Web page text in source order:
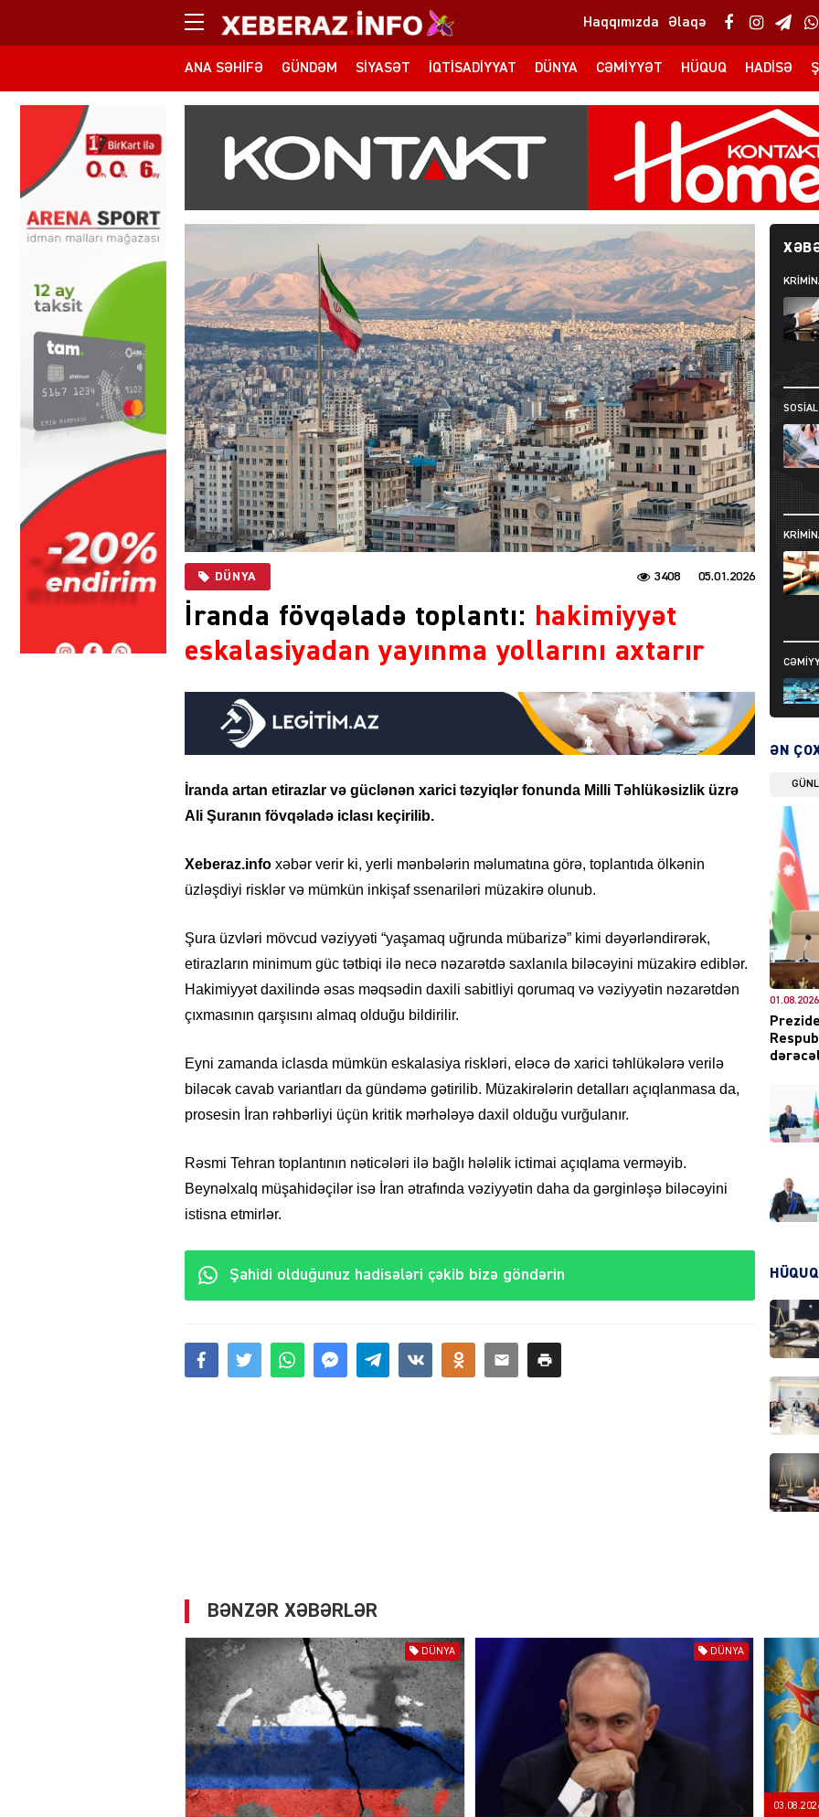
Haqqımızda Əlaqə
ANA SƏHIFƏ GÜNDƏM SIYASƏT İQTISADIYYAT DÜNYA CƏMIYYƏT HÜQUQ HADISƏ
DÜNYA 05.01.2026
3408
İranda fövqəladə toplantı: hakimiyyət
eskalasiyadan yayınma yollarını axtarır
İranda artan etirazlar və güclənən xarici təzyiqlər fonunda Milli Təhlükəsizlik üzrə
Ali Şuranın fövqəladə iclası keçirilib.
Xeberaz.info xəbər verir ki, yerli mənbələrin məlumatına görə, toplantıda ölkənin
üzləşdiyi risklər və mümkün inkişaf ssenariləri müzakirə olunub.
Şura üzvləri mövcud vəziyyəti “yaşamaq uğrunda mübarizə” kimi dəyərləndirərək,
etirazların minimum güc tətbiqi ilə necə nəzarətdə saxlanıla biləcəyini müzakirə ediblər.
Hakimiyyət daxilində əsas məqsədin daxili sabitliyi qorumaq və vəziyyətin nəzarətdən
çıxmasının qarşısını almaq olduğu bildirilir.
Eyni zamanda iclasda mümkün eskalasiya riskləri, eləcə də xarici təhlükələrə verilə
biləcək cavab variantları da gündəmə gətirilib. Müzakirələrin detalları açıqlanmasa da,
prosesin İran rəhbərliyi üçün kritik mərhələyə daxil olduğu vurğulanır.
Rəsmi Tehran toplantının nəticələri ilə bağlı hələlik ictimai açıqlama verməyib.
Beynəlxalq müşahidəçilər isə İran ətrafında vəziyyətin daha da gərginləşə biləcəyini
istisna etmirlər.
Şahidi olduğunuz hadisələri çəkib bizə göndərin
SOSIAL
DÜNYA
ŞOU-
SIYASƏT
DÜNYA
ƏN
01.08.2026
HÜQUQ
BƏNZƏR XƏBƏRLƏR
DÜNYA DÜNYA